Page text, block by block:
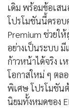
เดิม พร้อมข้อเส
โปรโมชันนี้ครอบ
Premium ช่วยใ
อย่างเป็นระบบ
ก้าวหน้าได้จริง
โอกาสใหม่ ๆ ตล
พิเศษ โปรโมชัน
นิยมทั้งหมดของ